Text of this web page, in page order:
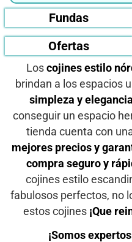
Fundas
Ofertas
Los cojines estilo
brindan a los espacios
simpleza y
conseguir un espacio
tienda cuenta con
mejores precios y
compra seguro y
cojines estilo
fabulosos perfectos, no
estos cojines ¡Que
¡Somos